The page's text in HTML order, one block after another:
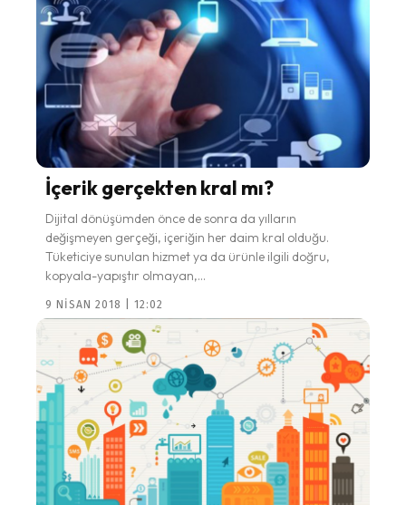
İçerik gerçekten kral mı?
Dijital dönüşümden önce de sonra da yılların
değişmeyen gerçeği, içeriğin her daim kral olduğu.
Tüketiciye sunulan hizmet ya da ürünle ilgili doğru,
kopyala-yapıştır olmayan,...
9 NISAN 2018 | 12:02